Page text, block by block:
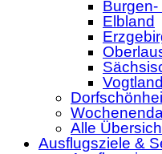
Elbland
Vogtland
Alle
Ausflugsziele &